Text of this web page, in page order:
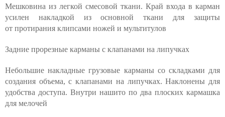
Мешковина из легкой смесовой ткани. Край входа в карман
усилен накладкой из основной ткани для защиты
от протирания клипсами ножей и мультитулов
Задние прорезные карманы с клапанами на липучках
Небольшие накладные грузовые карманы со складками для
создания объема, с клапанами на липучках. Наклонены для
удобства доступа. Внутри нашито по два плоских кармашка
для мелочей